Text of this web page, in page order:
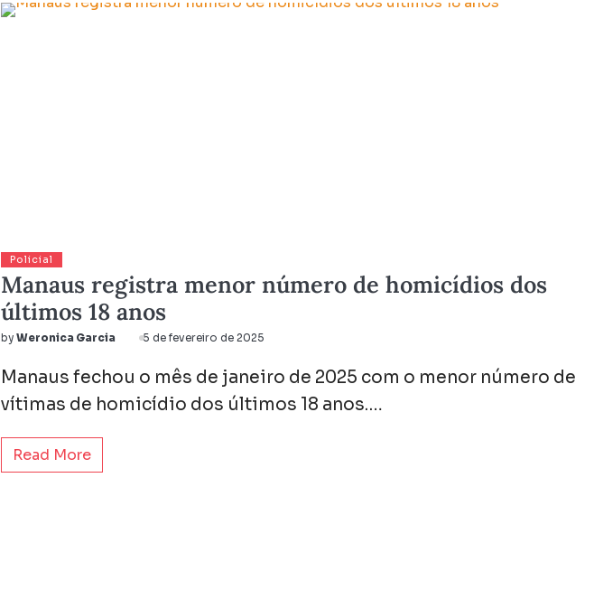
Policial
Manaus registra menor número de homicídios dos
últimos 18 anos
by Weronica Garcia 5 de fevereiro de 2025
Manaus fechou o mês de janeiro de 2025 com o menor número de
vítimas de homicídio dos últimos 18 anos.…
Read More